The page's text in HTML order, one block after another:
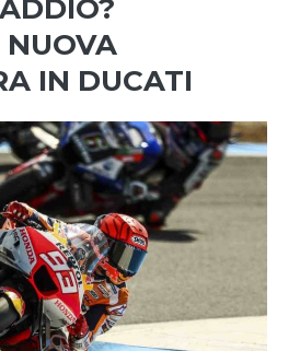
NUOVA
IN DUCATI